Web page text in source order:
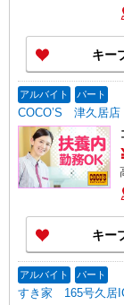
キー
アルバイト パート
COCO’S 津久居店
キー
アルバイト パート
すき家 165号久居